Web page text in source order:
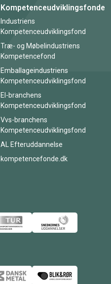
Kompetenceudviklingsfonde
Industriens
Kompetenceudviklingsfond
Træ- og Møbelindustriens
Kompetencefond
Emballageindustriens
Kompetenceudviklingsfond
El-branchens
Kompetenceudviklingsfond
Vvs-branchens
Kompetenceudviklingsfond
AL Efteruddannelse
kompetencefonde.dk